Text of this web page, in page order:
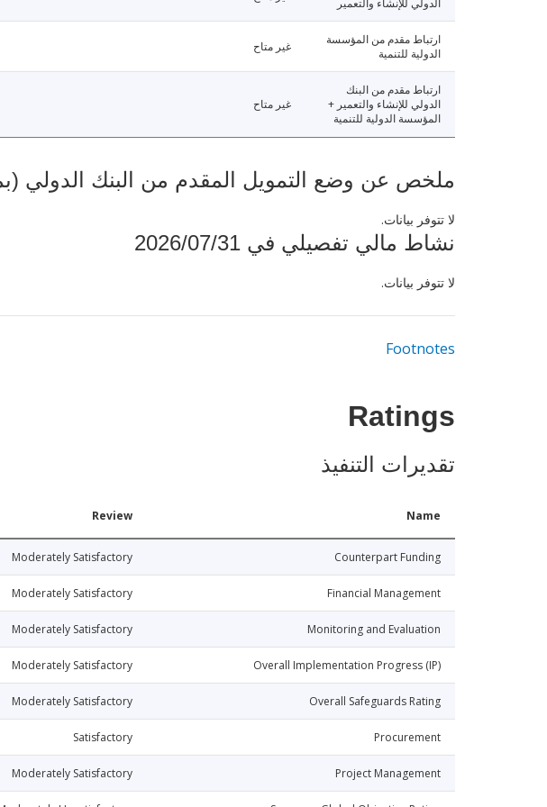
الدولي للإنشاء والتعمير
ارتباط مقدم من المؤسسة
الدولية للتنمية
غير متاح
ارتباط مقدم من البنك
الدولي للإنشاء والتعمير +
المؤسسة الدولية للتنمية
غير متاح
ملخص عن وضع التمويل المقدم من البنك الدولي (بملايين
لا تتوفر بيانات.
نشاط مالي تفصيلي في 2026/07/31
لا تتوفر بيانات.
Footnotes
Ratings
تقديرات التنفيذ
Name
Review
Counterpart Funding
Moderately Satisfactory
Financial Management
Moderately Satisfactory
Monitoring and Evaluation
Moderately Satisfactory
Overall Implementation Progress (IP)
Moderately Satisfactory
Overall Safeguards Rating
Moderately Satisfactory
Procurement
Satisfactory
Project Management
Moderately Satisfactory